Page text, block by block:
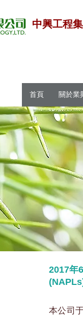
中興工程
首頁 關於業
2017年
本公司